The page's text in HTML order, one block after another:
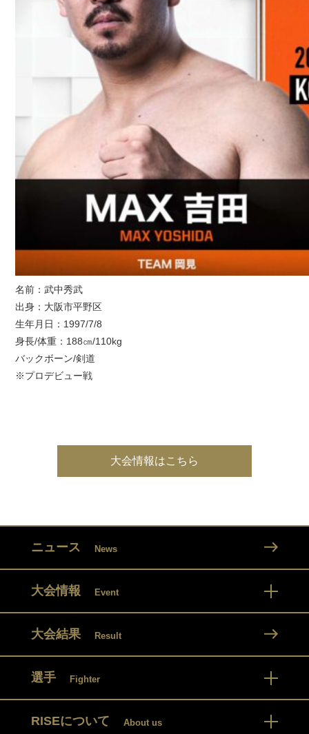
名前：武中秀武
出身：大阪市平野区
生年月日：1997/7/8
身長/体重：188㎝/110kg
バックボーン/剣道
※プロデビュー戦
大会情報はこちら
ニュース News
大会情報 Event
大会結果 Result
選手 Fighter
RISEについて About us